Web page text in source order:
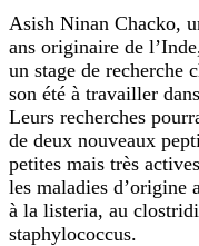
Asish Ninan Chacko,
ans originaire de
un stage de recherche
son été à travailler
Leurs recherches
de deux nouveaux
petites mais très
les maladies d’origine
à la listeria, au
staphylococcus.